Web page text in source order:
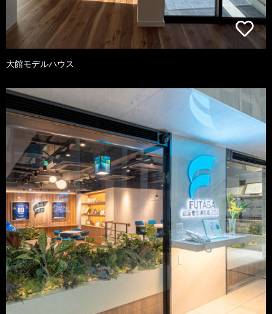
大館モデルハウス